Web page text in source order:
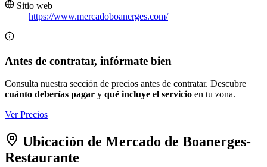
Sitio web
https://www.mercadoboanerges.com/
Antes de contratar, infórmate bien
Consulta nuestra sección de precios antes de contratar. Descubre
cuánto deberías pagar y qué incluye el servicio en tu zona.
Ver Precios
Ubicación de Mercado de Boanerges-
Restaurante